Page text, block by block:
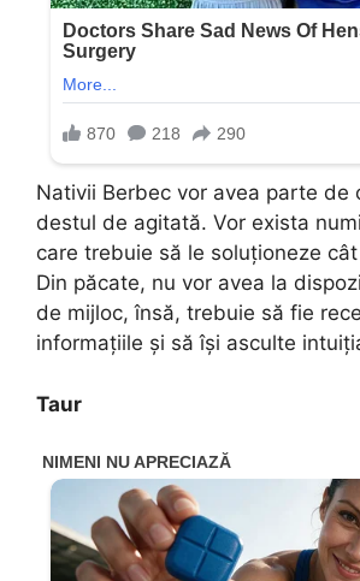
Nativii Berbec vor avea parte de
destul de agitată. Vor exista
care trebuie să le soluționeze
Din păcate, nu vor avea la
de mijloc, însă, trebuie să fie
informațiile și să își asculte
Taur